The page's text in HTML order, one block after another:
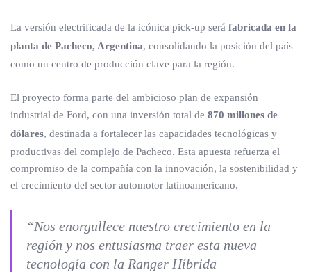
La versión electrificada de la icónica pick-up será fabricada en la
planta de Pacheco, Argentina, consolidando la posición del país
como un centro de producción clave para la región.
El proyecto forma parte del ambicioso plan de expansión
industrial de Ford, con una inversión total de 870 millones de
dólares, destinada a fortalecer las capacidades tecnológicas y
productivas del complejo de Pacheco. Esta apuesta refuerza el
compromiso de la compañía con la innovación, la sostenibilidad y
el crecimiento del sector automotor latinoamericano.
“Nos enorgullece nuestro crecimiento en la
región y nos entusiasma traer esta nueva
tecnología con la Ranger Híbrida